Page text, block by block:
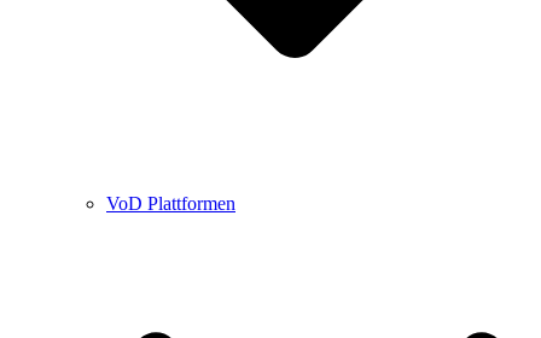
VoD Plattformen